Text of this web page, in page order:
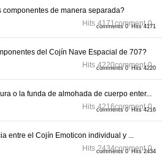
comments 0 Hits 4171
componentes de manera separada?
Hits 4171comment 0
comments 0 Hits 4220
del Cojín Nave Espacial de 707?
Hits 4220comment 0
comments 0 Hits 4216
o la funda de almohada de cuerpo enter...
Hits 4216comment 0
comments 0 Hits 2434
entre el Cojín Emoticon individual y ...
Hits 2434comment 0